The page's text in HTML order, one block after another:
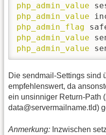
php_admin_value
php_admin_value
php_admin_flag
php_admin_value
php_admin_value
Die sendmail-Settings sind
empfehlenswert, da
ein unsinniger Return-Path
data@servermailname.tld)
Anmerkung: Inzwischen